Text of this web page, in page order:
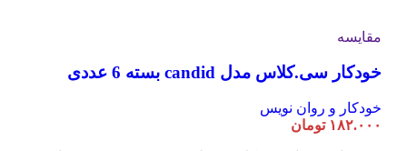
مقایسه
خودکار سی.کلاس مدل candid بسته 6 عددی
خودکار و روان نویس
۱۸۲.۰۰۰ تومان